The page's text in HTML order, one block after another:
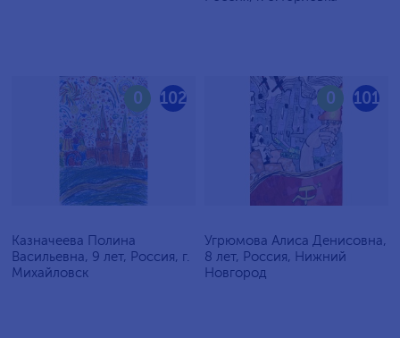
102
0
Казначеева Полина
Васильевна, 9 лет, Россия, г.
Михайловск
101
0
Угрюмова Алиса Денисовна,
8 лет, Россия, Нижний
Новгород